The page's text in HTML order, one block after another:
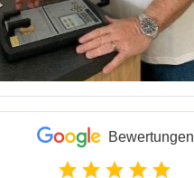
Bewertungen